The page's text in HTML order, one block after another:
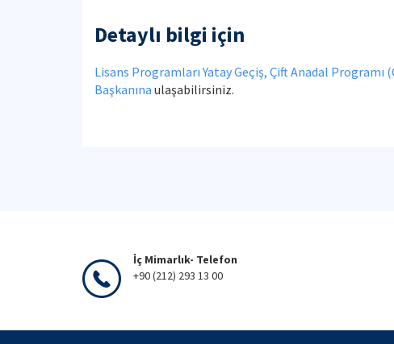
Detaylı bilgi için
Lisans Programları Yatay Geçiş, Çift Anadal Programı
Başkanına ulaşabilirsiniz.
İç Mimarlık- Telefon
+90 (212) 293 13 00